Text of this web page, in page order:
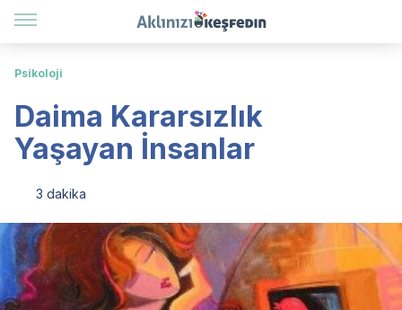
Psikoloji
Daima Kararsızlık
Yaşayan İnsanlar
3 dakika